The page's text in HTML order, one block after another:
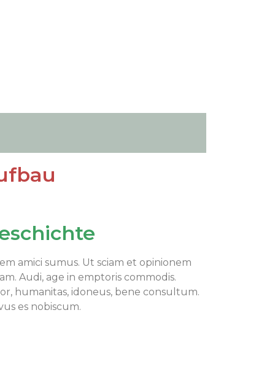
amici sumus. Ut sciam et opinionem
Audi, age in emptoris commodis.
humanitas, idoneus, bene consultum.
es nobiscum.